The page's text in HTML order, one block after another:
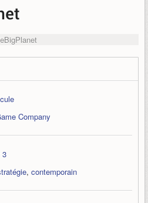
Company
3
, contemporain